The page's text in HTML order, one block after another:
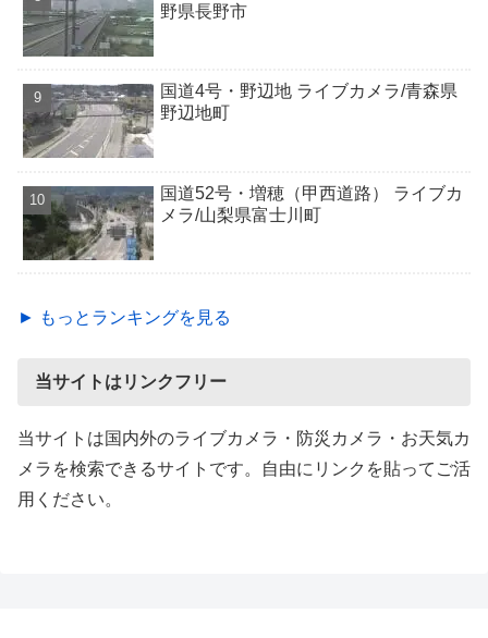
野県長野市
国道4号・野辺地 ライブカメラ/青森県
野辺地町
国道52号・増穂（甲西道路） ライブカ
メラ/山梨県富士川町
► もっとランキングを見る
当サイトはリンクフリー
当サイトは国内外のライブカメラ・防災カメラ・お天気カ
メラを検索できるサイトです。自由にリンクを貼ってご活
用ください。